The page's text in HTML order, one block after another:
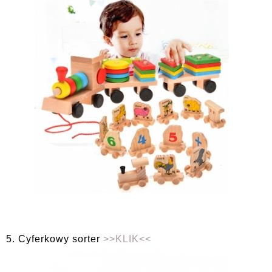
5. Cyferkowy sorter >>KLIK<<